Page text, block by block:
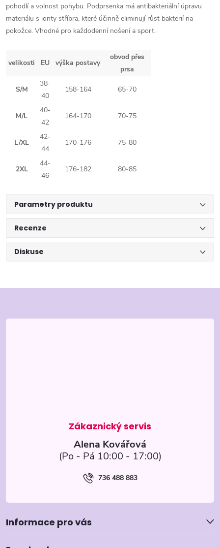
pohodlí a volnost pohybu. Podprsenka má antibakteriální úpravu
materiálu s ionty stříbra, které účinně eliminují růst bakterií na
pokožce. Vhodné pro každodenní nošení a sport.
velikosti EU výška postavy
obvod přes
prsa
S/M
38-
40
158-164 65-70
M/L
40-
42
164-170 70-75
L/XL
42-
44
170-176 75-80
2XL
44-
46
176-182 80-85
Parametry produktu
Recenze
Diskuse
á
Alena Kovářová
736 488 883
Informace pro vás